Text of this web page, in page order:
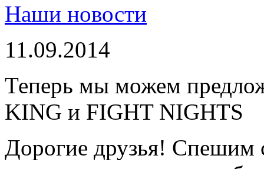
Наши новости
11.09.2014
Теперь мы можем
KING и FIGHT NIGHTS
Дорогие друзья! Спешим